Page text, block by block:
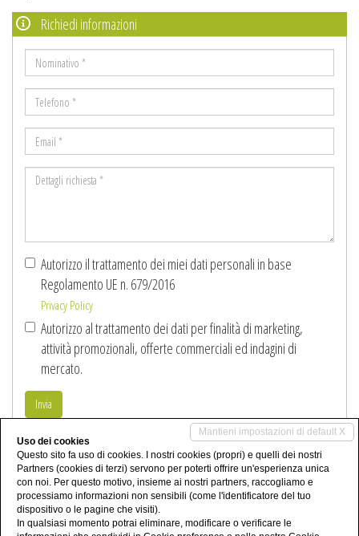
Richiedi informazioni
Nominativo
*
Telefono
*
Email
*
Dettagli
Autorizzo il trattamento dei miei dati personali in base
Regolamento UE n. 679/2016
Privacy Policy
Autorizzo al trattamento dei dati per finalità di marketing,
attività promozionali, offerte commerciali ed indagini di
mercato.
Invia
Condividi
Mantieni impostazioni di default X
Uso dei cookies
Questo sito fa uso di cookies. I nostri cookies (propri) e quelli dei nostri
Partners (cookies di terzi) servono per poterti offrire un'esperienza unica
con noi. Per questo motivo, insieme ai nostri partners, raccogliamo e
processiamo informazioni non sensibili (come l'identificatore del tuo
dispositivo o le pagine che visiti).
In qualsiasi momento potrai eliminare, modificare o verificare le